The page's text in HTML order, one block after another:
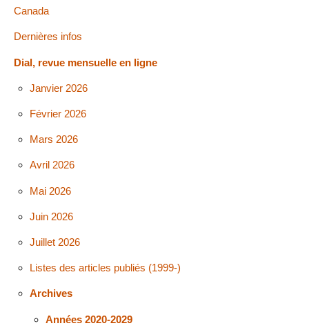
Canada
Dernières infos
Dial, revue mensuelle en ligne
Janvier 2026
Février 2026
Mars 2026
Avril 2026
Mai 2026
Juin 2026
Juillet 2026
Listes des articles publiés (1999-)
Archives
Années 2020-2029